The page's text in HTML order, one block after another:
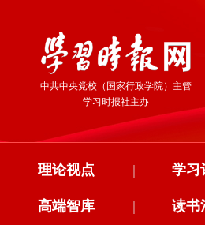
中共中央党校（国家行政学院）主管
学习时报社主办
理论视点 学习
|
高端智库 读书
|